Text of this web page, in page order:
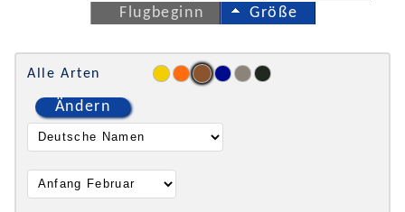
Flugbeginn
Größe
Alle Arten
Ändern